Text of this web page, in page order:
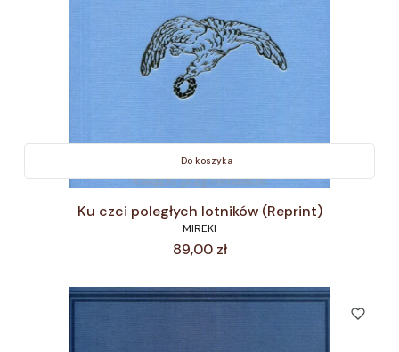
Do koszyka
Ku czci poległych lotników (Reprint)
MIREKI
Cena
89,00 zł